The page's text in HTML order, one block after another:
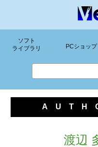
ソフト
ライブラリ
PCショップ
渡辺